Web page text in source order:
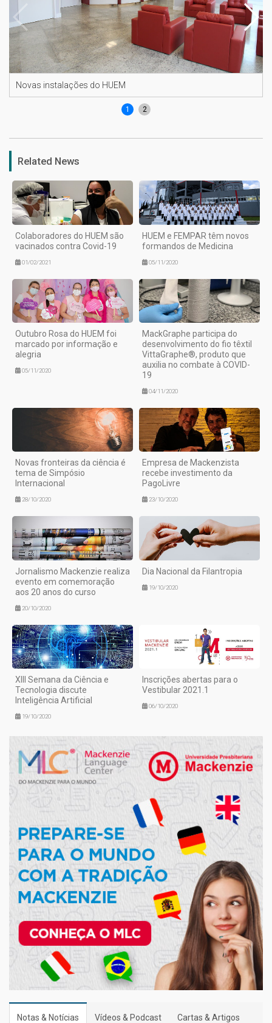
Novas instalações do HUEM
1 2
Related News
Colaboradores do HUEM são
vacinados contra Covid-19
01/02/2021
HUEM e FEMPAR têm novos
formandos de Medicina
05/11/2020
Outubro Rosa do HUEM foi
marcado por informação e
alegria
05/11/2020
MackGraphe participa do
desenvolvimento do fio têxtil
VittaGraphe®, produto que
auxilia no combate à COVID-
19
04/11/2020
Novas fronteiras da ciência é
tema de Simpósio
Internacional
28/10/2020
Empresa de Mackenzista
recebe investimento da
PagoLivre
23/10/2020
Jornalismo Mackenzie realiza
evento em comemoração
aos 20 anos do curso
20/10/2020
Dia Nacional da Filantropia
19/10/2020
XIII Semana da Ciência e
Tecnologia discute
Inteligência Artificial
19/10/2020
Inscrições abertas para o
Vestibular 2021.1
06/10/2020
Notas & Notícias Vídeos & Podcast Cartas & Artigos